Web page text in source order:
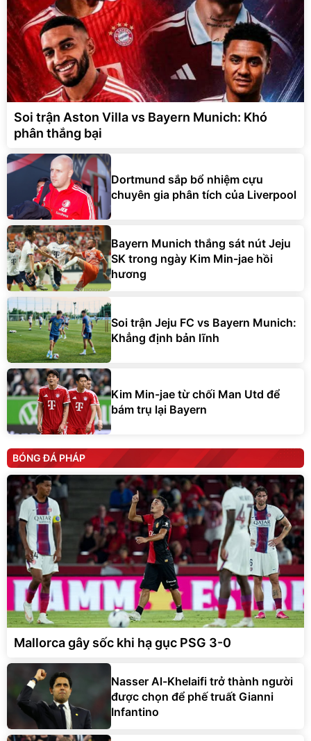
Soi trận Aston Villa vs Bayern Munich: Khó
phân thắng bại
Dortmund sắp bổ nhiệm cựu
chuyên gia phân tích của Liverpool
Bayern Munich thắng sát nút Jeju
SK trong ngày Kim Min-jae hồi
hương
Soi trận Jeju FC vs Bayern Munich:
Khẳng định bản lĩnh
Kim Min-jae từ chối Man Utd để
bám trụ lại Bayern
BÓNG ĐÁ PHÁP
Mallorca gây sốc khi hạ gục PSG 3-0
Nasser Al-Khelaifi trở thành người
được chọn để phế truất Gianni
Infantino